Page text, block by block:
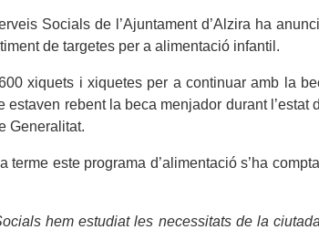
Socials de l’Ajuntament d’Alzira ha
de targetes per a alimentació infantil.
xiquets i xiquetes per a continuar amb la
estaven rebent la beca menjador durant
Generalitat.
terme este programa d’alimentació s’ha
hem estudiat les necessitats de la